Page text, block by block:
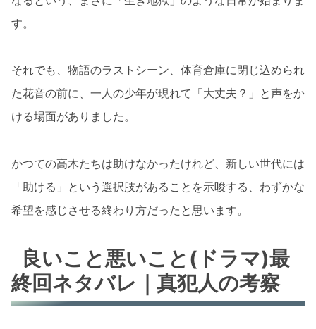
す。
それでも、物語のラストシーン、体育倉庫に閉じ込められ
た花音の前に、一人の少年が現れて「大丈夫？」と声をか
ける場面がありました。
かつての高木たちは助けなかったけれど、新しい世代には
「助ける」という選択肢があることを示唆する、わずかな
希望を感じさせる終わり方だったと思います。
良いこと悪いこと(ドラマ)最
終回ネタバレ｜真犯人の考察